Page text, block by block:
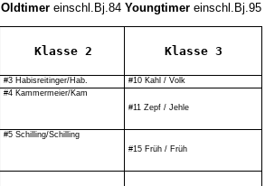
Oldtimer einschl.Bj.84 Youngtimer einschl.Bj.95
Klasse 2 Klasse 3
#3 Habisreitinger/Hab.
#10 Kahl / Volk
#4 Kammermeier/Kam
#11 Zepf / Jehle
#5 Schilling/Schilling
#15 Früh / Früh